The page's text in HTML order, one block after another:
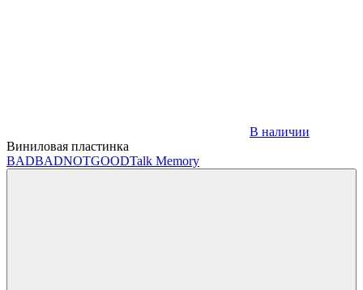
В наличии
Виниловая пластинка
BADBADNOTGOODTalk Memory